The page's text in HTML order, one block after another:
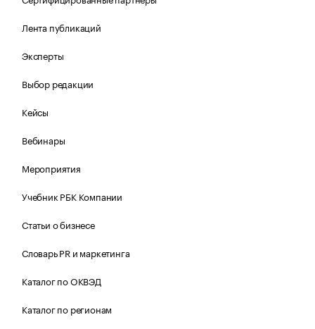
Лента публикаций
Эксперты
Выбор редакции
Кейсы
Вебинары
Мероприятия
Учебник РБК Компании
Статьи о бизнесе
Словарь PR и маркетинга
Каталог по ОКВЭД
Каталог по регионам